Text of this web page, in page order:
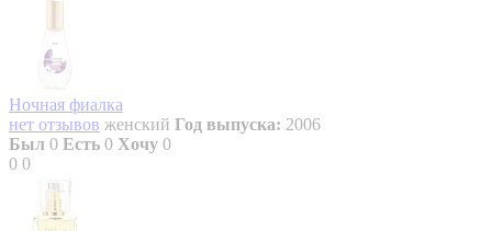
Ночная фиалка
нет отзывов женский Год выпуска: 2006
Был 0 Есть 0 Хочу 0
0 0